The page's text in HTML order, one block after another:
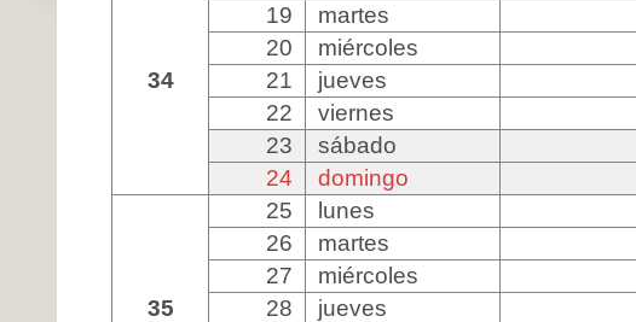
34
19
martes
20
miércoles
21
jueves
22
viernes
23
sábado
24
domingo
35
25
lunes
26
martes
27
miércoles
28
jueves